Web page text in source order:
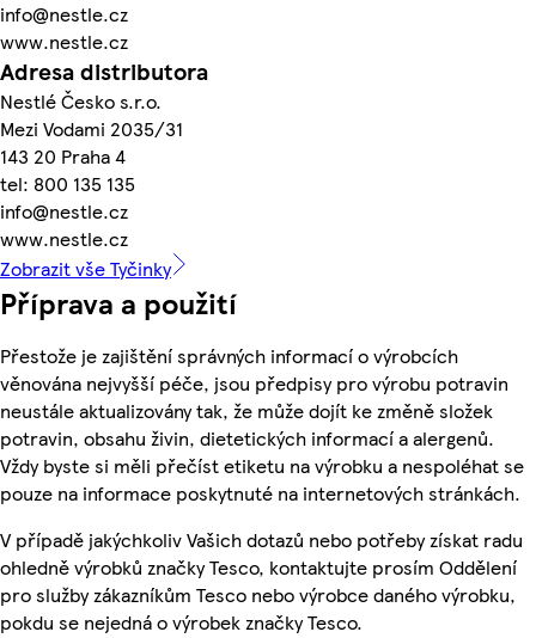
info@nestle.cz
www.nestle.cz
Adresa distributora
Nestlé Česko s.r.o.
Mezi Vodami 2035/31
143 20 Praha 4
tel: 800 135 135
info@nestle.cz
www.nestle.cz
Zobrazit vše Tyčinky
Příprava a použití
Přestože je zajištění správných informací o výrobcích
věnována nejvyšší péče, jsou předpisy pro výrobu potravin
neustále aktualizovány tak, že může dojít ke změně složek
potravin, obsahu živin, dietetických informací a alergenů.
Vždy byste si měli přečíst etiketu na výrobku a nespoléhat se
pouze na informace poskytnuté na internetových stránkách.
V případě jakýchkoliv Vašich dotazů nebo potřeby získat radu
ohledně výrobků značky Tesco, kontaktujte prosím Oddělení
pro služby zákazníkům Tesco nebo výrobce daného výrobku,
pokdu se nejedná o výrobek značky Tesco.